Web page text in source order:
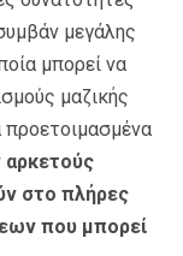
μεγάλης
μπορεί να
μαζικής
αρκετούς
στο πλήρες
που μπορεί